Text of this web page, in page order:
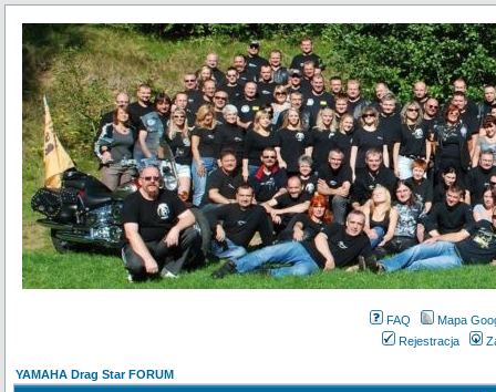
FAQ
Mapa
Rejestracja
YAMAHA Drag Star FORUM